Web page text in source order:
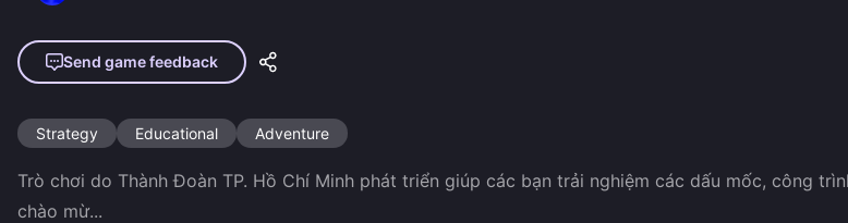
Send game feedback
Strategy Educational Adventure
Trò chơi do Thành Đoàn TP. Hồ Chí Minh phát triển giúp các bạn trải nghiệm các dấu mốc, công
chào mừ...